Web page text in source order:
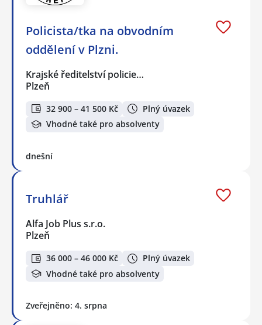
Policista/tka na obvodním
oddělení v Plzni.
Krajské ředitelství policie…
Plzeň
32 900 – 41 500 Kč
Plný úvazek
Vhodné také pro absolventy
dnešní
Truhlář
Alfa Job Plus s.r.o.
Plzeň
36 000 – 46 000 Kč
Plný úvazek
Vhodné také pro absolventy
Zveřejněno: 4. srpna